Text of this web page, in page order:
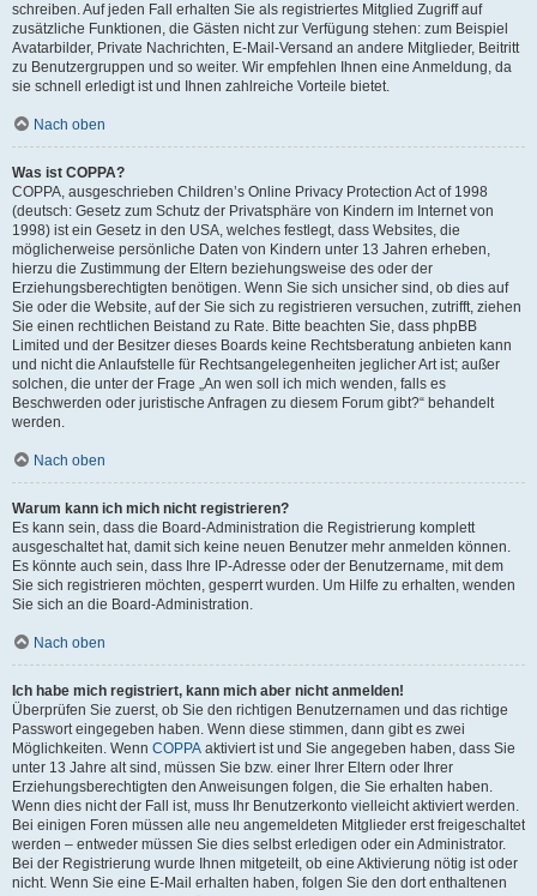
schreiben. Auf jeden Fall erhalten Sie als registriertes Mitglied Zugriff auf
zusätzliche Funktionen, die Gästen nicht zur Verfügung stehen: zum Beispiel
Avatarbilder, Private Nachrichten, E-Mail-Versand an andere Mitglieder, Beitritt
zu Benutzergruppen und so weiter. Wir empfehlen Ihnen eine Anmeldung, da
sie schnell erledigt ist und Ihnen zahlreiche Vorteile bietet.
Nach oben
Was ist COPPA?
COPPA, ausgeschrieben Children’s Online Privacy Protection Act of 1998
(deutsch: Gesetz zum Schutz der Privatsphäre von Kindern im Internet von
1998) ist ein Gesetz in den USA, welches festlegt, dass Websites, die
möglicherweise persönliche Daten von Kindern unter 13 Jahren erheben,
hierzu die Zustimmung der Eltern beziehungsweise des oder der
Erziehungsberechtigten benötigen. Wenn Sie sich unsicher sind, ob dies auf
Sie oder die Website, auf der Sie sich zu registrieren versuchen, zutrifft, ziehen
Sie einen rechtlichen Beistand zu Rate. Bitte beachten Sie, dass phpBB
Limited und der Besitzer dieses Boards keine Rechtsberatung anbieten kann
und nicht die Anlaufstelle für Rechtsangelegenheiten jeglicher Art ist; außer
solchen, die unter der Frage „An wen soll ich mich wenden, falls es
Beschwerden oder juristische Anfragen zu diesem Forum gibt?“ behandelt
werden.
Nach oben
Warum kann ich mich nicht registrieren?
Es kann sein, dass die Board-Administration die Registrierung komplett
ausgeschaltet hat, damit sich keine neuen Benutzer mehr anmelden können.
Es könnte auch sein, dass Ihre IP-Adresse oder der Benutzername, mit dem
Sie sich registrieren möchten, gesperrt wurden. Um Hilfe zu erhalten, wenden
Sie sich an die Board-Administration.
Nach oben
Ich habe mich registriert, kann mich aber nicht anmelden!
Überprüfen Sie zuerst, ob Sie den richtigen Benutzernamen und das richtige
Passwort eingegeben haben. Wenn diese stimmen, dann gibt es zwei
Möglichkeiten. Wenn COPPA aktiviert ist und Sie angegeben haben, dass Sie
unter 13 Jahre alt sind, müssen Sie bzw. einer Ihrer Eltern oder Ihrer
Erziehungsberechtigten den Anweisungen folgen, die Sie erhalten haben.
Wenn dies nicht der Fall ist, muss Ihr Benutzerkonto vielleicht aktiviert werden.
Bei einigen Foren müssen alle neu angemeldeten Mitglieder erst freigeschaltet
werden – entweder müssen Sie dies selbst erledigen oder ein Administrator.
Bei der Registrierung wurde Ihnen mitgeteilt, ob eine Aktivierung nötig ist oder
nicht. Wenn Sie eine E-Mail erhalten haben, folgen Sie den dort enthaltenen